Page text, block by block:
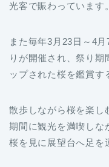
光客で賑わっています。
また毎年3月23日～4
りが開催され、祭り
ップされた桜を鑑賞す
散歩しながら桜を楽し
期間に観光を満喫しな
桜を見に展望台へ足を